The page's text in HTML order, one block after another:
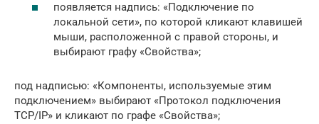
появляется надпись: «Подключение по
локальной сети», по которой кликают клавишей
мыши, расположенной с правой стороны, и
выбирают графу «Свойства»;
под надписью: «Компоненты, используемые этим
подключением» выбирают «Протокол подключения
TCP/IP» и кликают по графе «Свойства»;